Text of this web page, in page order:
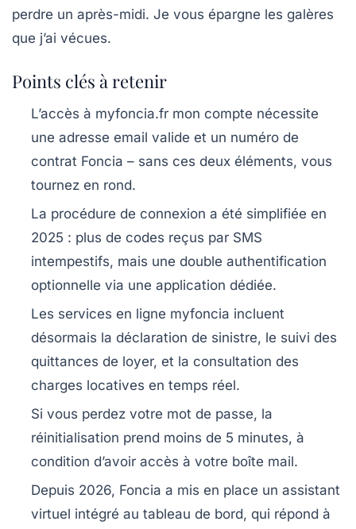
perdre un après-midi. Je vous épargne les galères
que j’ai vécues.
Points clés à retenir
L’accès à myfoncia.fr mon compte nécessite
une adresse email valide et un numéro de
contrat Foncia – sans ces deux éléments, vous
tournez en rond.
La procédure de connexion a été simplifiée en
2025 : plus de codes reçus par SMS
intempestifs, mais une double authentification
optionnelle via une application dédiée.
Les services en ligne myfoncia incluent
désormais la déclaration de sinistre, le suivi des
quittances de loyer, et la consultation des
charges locatives en temps réel.
Si vous perdez votre mot de passe, la
réinitialisation prend moins de 5 minutes, à
condition d’avoir accès à votre boîte mail.
Depuis 2026, Foncia a mis en place un assistant
virtuel intégré au tableau de bord, qui répond à